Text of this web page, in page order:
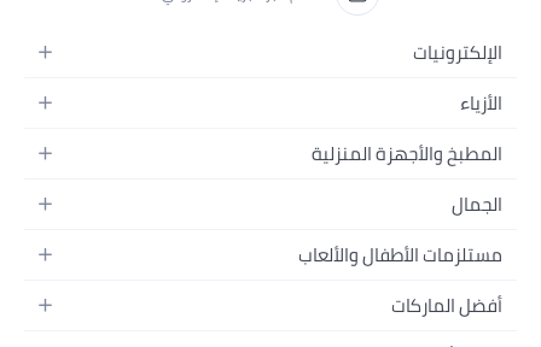
الإلكترونيات
الجوالات
اللابتوبات
الأجهزة المنزلية
التلفزيونات
السماعات
ألعاب القيمنق
الأزياء
أزياء نسائية
أزياء البنات
أزياء الأولاد
المجوهرات
المطبخ والأجهزة المنزلية
الحمام
المطبخ والسفرة
أدوات وتحسين المنزل
الجمال
العطور
العناية بالشعر
مستلزمات الأطفال والألعاب
الحفاضات
أفضل الماركات